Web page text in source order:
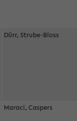
Dürr, Strube-Bloss
Maraci, Caspers